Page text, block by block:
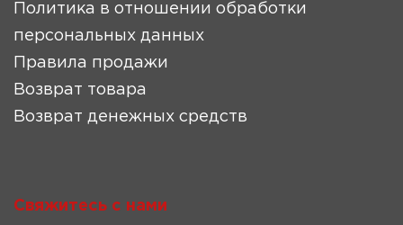
Политика в отношении обработки
персональных данных
Правила продажи
Возврат товара
Возврат денежных средств
Свяжитесь с нами